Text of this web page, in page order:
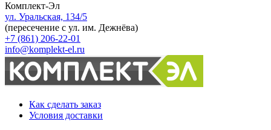
Комплект-Эл
ул. Уральская, 134/5
(пересечение с ул. им. Дежнёва)
+7 (861) 206-22-01
info@komplekt-el.ru
Как сделать заказ
Условия доставки